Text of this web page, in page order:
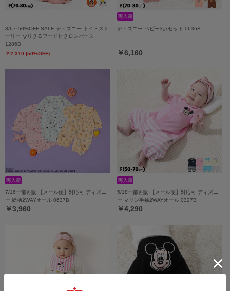
8/6～50%OFF SALE ディズニー トイ・スト
ーリー なりきるフード付きロンパース
1286B
￥2,310 (50%OFF)
ディズニー ベビー3点セット 0636B
￥6,160
7/16一部再販 【メール便】対応可 ディズニ
ー 総柄2WAYオール 0637B
￥3,960
5/18一部再販 【メール便】対応可 ディズニ
ー マリン半袖2WAYオール 0327B
￥4,290